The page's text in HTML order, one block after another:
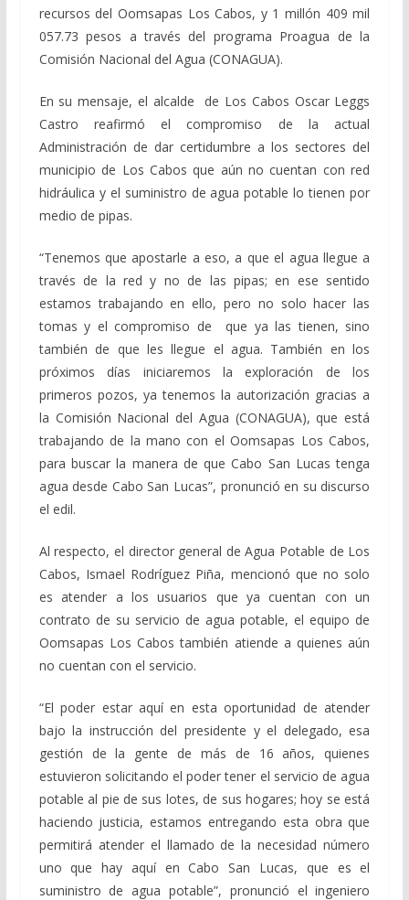
recursos del Oomsapas Los Cabos, y 1 millón 409 mil
057.73 ​​pesos a través del programa Proagua de la
Comisión Nacional del Agua (CONAGUA).
En su mensaje, el alcalde de Los Cabos Oscar Leggs
Castro reafirmó el compromiso de la actual
Administración de dar certidumbre a los sectores del
municipio de Los Cabos que aún no cuentan con red
hidráulica y el suministro de agua potable lo tienen por
medio de pipas.
“Tenemos que apostarle a eso, a que el agua llegue a
través de la red y no de las pipas; en ese sentido
estamos trabajando en ello, pero no solo hacer las
tomas y el compromiso de que ya las tienen, sino
también de que les llegue el agua. También en los
próximos días iniciaremos la exploración de los
primeros pozos, ya tenemos la autorización gracias a
la Comisión Nacional del Agua (CONAGUA), que está
trabajando de la mano con el Oomsapas Los Cabos,
para buscar la manera de que Cabo San Lucas tenga
agua desde Cabo San Lucas”, pronunció en su discurso
el edil.
Al respecto, el director general de Agua Potable de Los
Cabos, Ismael Rodríguez Piña, mencionó que no solo
es atender a los usuarios que ya cuentan con un
contrato de su servicio de agua potable, el equipo de
Oomsapas Los Cabos también atiende a quienes aún
no cuentan con el servicio.
“El poder estar aquí en esta oportunidad de atender
bajo la instrucción del presidente y el delegado, esa
gestión de la gente de más de 16 años, quienes
estuvieron solicitando el poder tener el servicio de agua
potable al pie de sus lotes, de sus hogares; hoy se está
haciendo justicia, estamos entregando esta obra que
permitirá atender el llamado de la necesidad número
uno que hay aquí en Cabo San Lucas, que es el
suministro de agua potable”, pronunció el ingeniero